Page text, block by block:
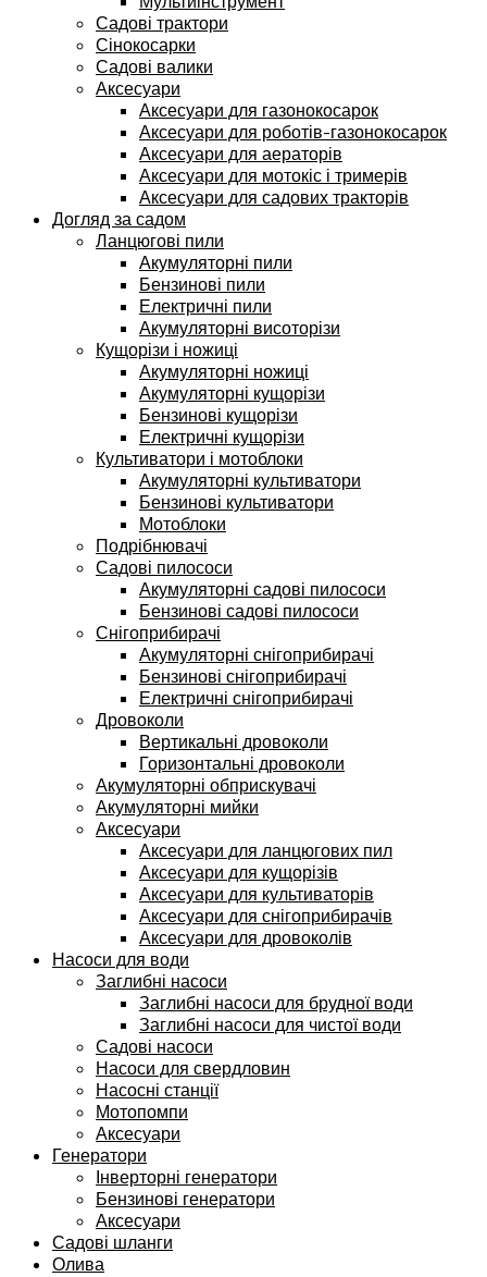
Садові трактори
Сінокосарки
Садові валики
Аксесуари
Аксесуари для газонокосарок
Аксесуари для роботів-газонокосарок
Аксесуари для аераторів
Аксесуари для мотокіс і тримерів
Аксесуари для садових тракторів
Догляд за садом
Ланцюгові пили
Акумуляторні пили
Бензинові пили
Електричні пили
Акумуляторні висоторізи
Кущорізи і ножиці
Акумуляторні ножиці
Акумуляторні кущорізи
Бензинові кущорізи
Електричні кущорізи
Культиватори і мотоблоки
Акумуляторні культиватори
Бензинові культиватори
Мотоблоки
Подрібнювачі
Садові пилососи
Акумуляторні садові пилососи
Бензинові садові пилососи
Снігоприбирачі
Акумуляторні снігоприбирачі
Бензинові снігоприбирачі
Електричні снігоприбирачі
Дровоколи
Вертикальні дровоколи
Горизонтальні дровоколи
Акумуляторні обприскувачі
Акумуляторні мийки
Аксесуари
Аксесуари для ланцюгових пил
Аксесуари для кущорізів
Аксесуари для культиваторів
Аксесуари для снігоприбирачів
Аксесуари для дровоколів
Насоси для води
Заглибні насоси
Заглибні насоси для брудної води
Заглибні насоси для чистої води
Садові насоси
Насоси для свердловин
Насосні станції
Мотопомпи
Аксесуари
Генератори
Інверторні генератори
Бензинові генератори
Аксесуари
Садові шланги
Олива